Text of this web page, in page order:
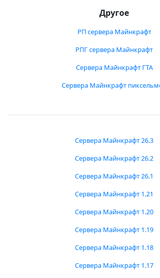
Другое
РП сервера Майнкрафт
РПГ сервера Майнкрафт
Сервера Майнкрафт ГТА
Сервера Майнкрафт
Сервера Майнкрафт 26.3
Сервера Майнкрафт 26.2
Сервера Майнкрафт 26.1
Сервера Майнкрафт 1.21
Сервера Майнкрафт 1.20
Сервера Майнкрафт 1.19
Сервера Майнкрафт 1.18
Сервера Майнкрафт 1.17